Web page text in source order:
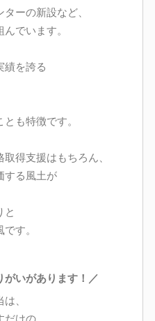
ーの新設など、
でいます。
績を誇る
も特徴です。
得支援はもちろん、
する風土が
と
す。
がいがあります！／
、
だけの